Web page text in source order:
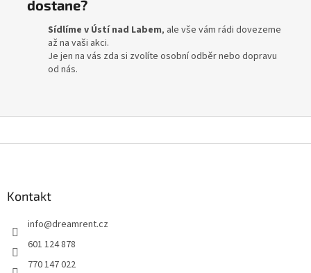
dostane?
Sídlíme v Ústí nad Labem, ale vše vám rádi dovezeme
až na vaši akci.
Je jen na vás zda si zvolíte osobní odběr nebo dopravu
od nás.
Kontakt
info@dreamrent.cz
601 124 878
770 147 022